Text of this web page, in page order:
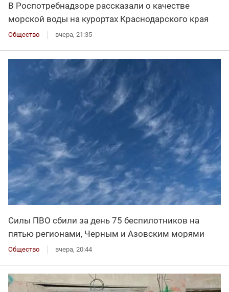
В Роспотребнадзоре рассказали о качестве
морской воды на курортах Краснодарского края
Общество вчера, 21:35
Силы ПВО сбили за день 75 беспилотников на
пятью регионами, Черным и Азовским морями
Общество вчера, 20:44